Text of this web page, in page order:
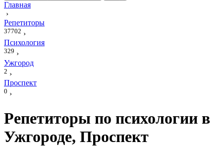
Главная
›
Репетиторы
37702 ›
Психология
329 ›
Ужгород
2 ›
Проспект
0 ›
Репетиторы по психологии в
Ужгороде, Проспект